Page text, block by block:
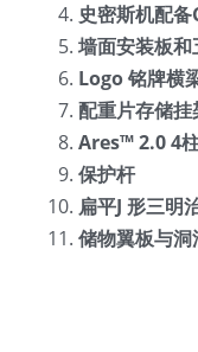
史密斯机配备
墙面安装板和
Logo 铭牌横
配重片存储挂
Ares™ 2.0 4
保护杆
扁平J 形三明
储物翼板与洞